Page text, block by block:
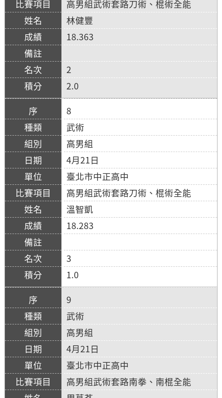
高男組武術套路刀術、棍術全能
林健豐
18.363
2
2.0
8
武術
高男組
4月21日
臺北市中正高中
高男組武術套路刀術、棍術全能
溫智凱
18.283
3
1.0
9
武術
高男組
4月21日
臺北市中正高中
高男組武術套路南拳、南棍全能